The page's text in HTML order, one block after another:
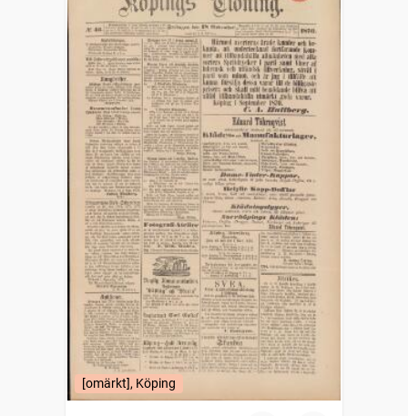
[omärkt], Köping